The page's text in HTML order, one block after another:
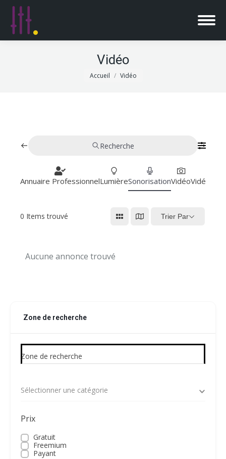
Vidéo
Vous êtes ici :
Accueil Vidéo
Recherche
Annuaire ProfessionnelLumièreSonorisationVidéo
0 Items trouvé Trier Par
Aucune annonce trouvé
Zone de recherche
Zone de recherche
Sélectionner une catégorie
Prix
Gratuit
Freemium
Payant